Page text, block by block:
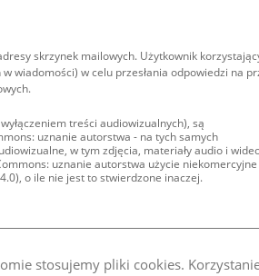
stosujemy pliki cookies.
skrzynek mailowych. Użytkownik
wiadomości) w celu przesłania odpowiedzi na
treści audiowizualnych), są
uznanie autorstwa - na tych samych
w tym zdjęcia, materiały audio i
uznanie autorstwa użycie niekomercyjne
o ile nie jest to stwierdzone inaczej.